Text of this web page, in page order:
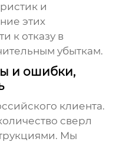
и
этих
к отказу в
убыткам.
и ошибки,
клиента.
сверл
Мы